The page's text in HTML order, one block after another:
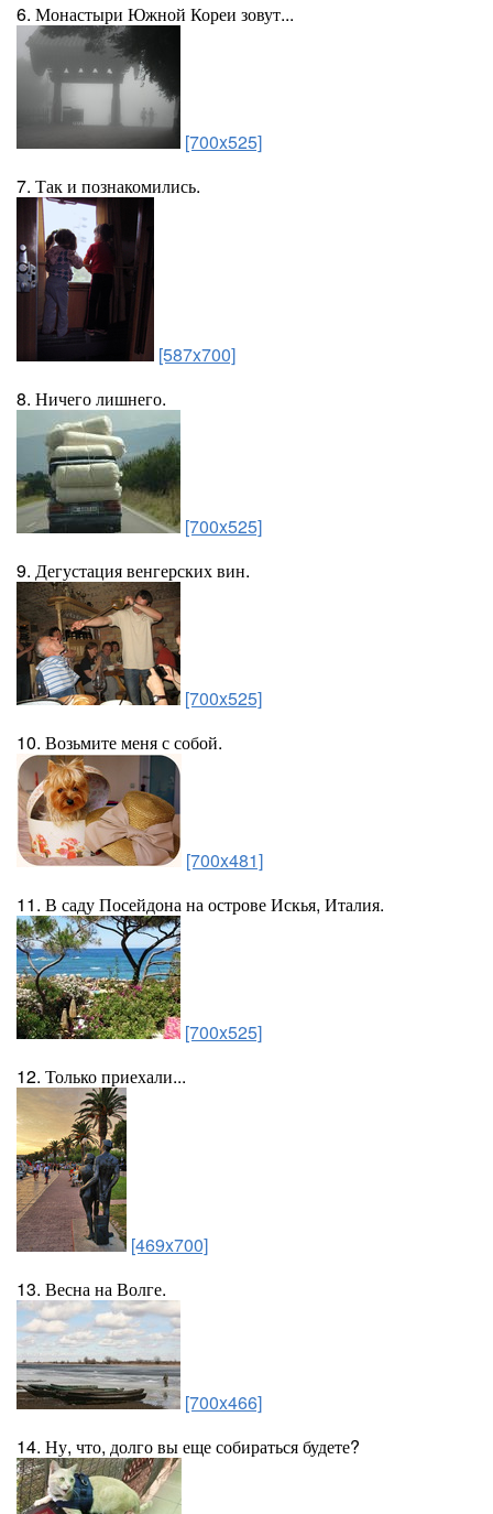
6. Монастыри Южной Кореи зовут...
[700x525]
7. Так и познакомились.
[587x700]
8. Ничего лишнего.
[700x525]
9. Дегустация венгерских вин.
[700x525]
10. Возьмите меня с собой.
[700x481]
11. В саду Посейдона на острове Искья, Италия.
[700x525]
12. Только приехали...
[469x700]
13. Весна на Волге.
[700x466]
14. Ну, что, долго вы еще собираться будете?